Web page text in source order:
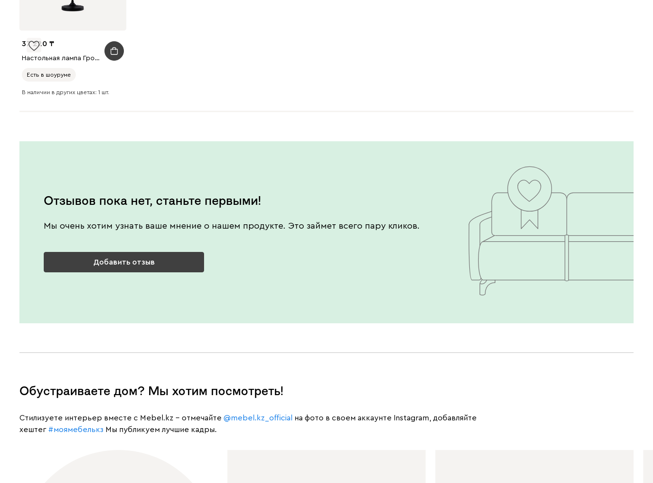
37 220
Настольная лампа Гросс Белый
Есть в шоуруме
В наличии в других цветах: 1 шт.
Отзывов пока нет, станьте первыми!
Мы очень хотим узнать ваше мнение о нашем продукте. Это займет всего пару кликов.
Добавить отзыв
Обустраиваете дом? Мы хотим посмотреть!
Cтилизуете интерьер вместе с Mebel.kz – отмечайте @mebel.kz_official
на фото в своем аккаунте Instagram, добавляйте
хештег #моямебелькз Мы публикуем лучшие кадры.